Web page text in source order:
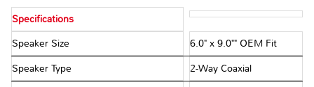
Specifications
Speaker Size 6.0" x 9.0"" OEM Fit
Speaker Type 2-Way Coaxial